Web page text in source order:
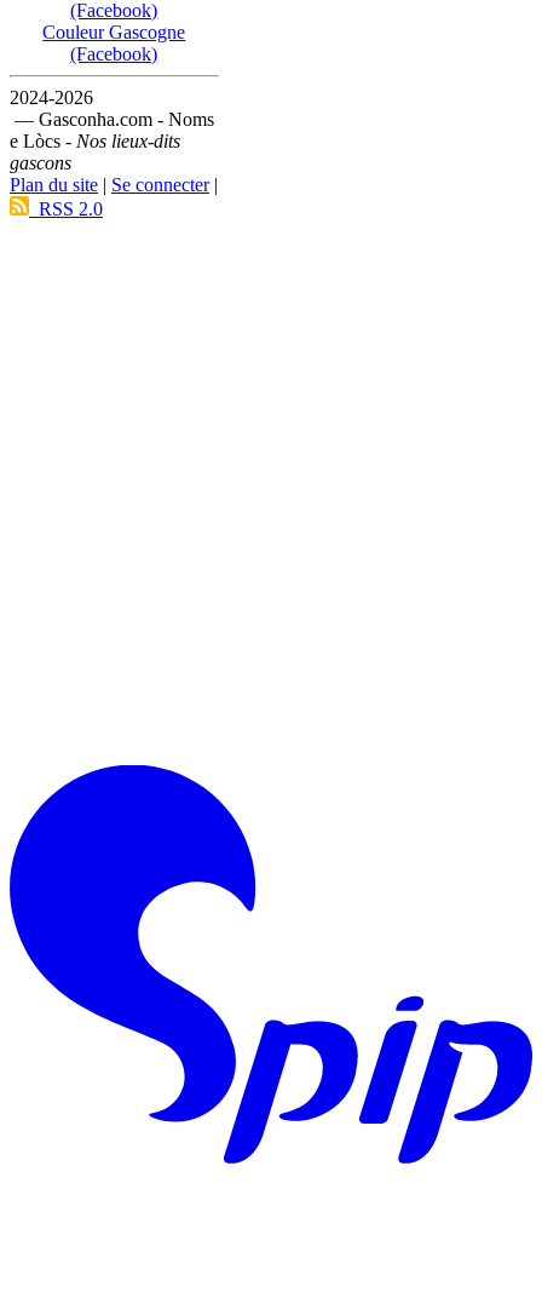
(Facebook)
Couleur Gascogne
(Facebook)
2024-2026
— Gasconha.com - Noms
e Lòcs - Nos lieux-dits
gascons
Plan du site | Se connecter|
RSS 2.0